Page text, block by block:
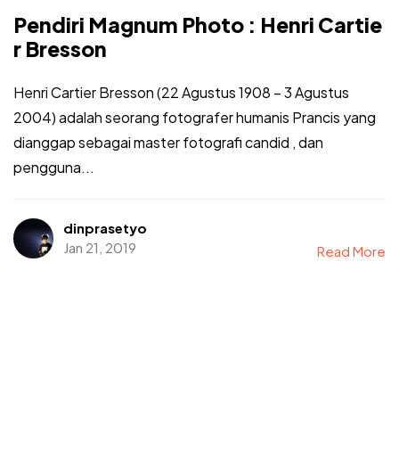
Pendiri Magnum Photo : Henri Cartie
r Bresson
Henri Cartier Bresson (22 Agustus 1908 – 3 Agustus
2004) adalah seorang fotografer humanis Prancis yang
dianggap sebagai master fotografi candid , dan
pengguna...
dinprasetyo
Jan 21, 2019
Read More